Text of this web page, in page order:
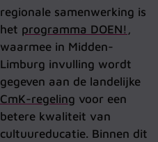
regionale samenwerking is
het programma DOEN! ,
waarmee in Midden-
Limburg invulling wordt
gegeven aan de landelijke
CmK-regeling voor een
betere kwaliteit van
cultuureducatie. Binnen dit